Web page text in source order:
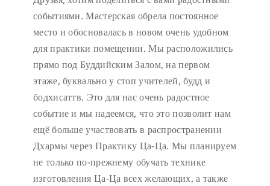
событиями. Мастерская обрела постоянное
место и обосновалась в новом очень удобном
для практики помещении. Мы расположились
прямо под Буддийским Залом, на первом
этаже, буквально у стоп учителей, будд и
бодхисаттв. Это для нас очень радостное
событие и мы надеемся, что это позволит нам
ещё больше участвовать в распространении
Дхармы через Практику Ца-Ца. Мы планируем
не только по-прежнему обучать технике
изготовления Ца-Ца всех желающих, а также